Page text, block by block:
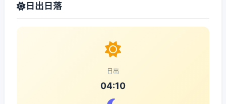
日出日落
日出
04:10